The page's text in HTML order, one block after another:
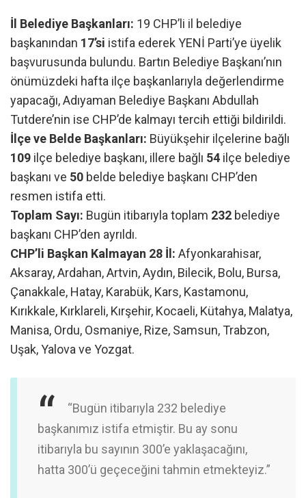
İl Belediye Başkanları: 19 CHP’li il belediye
başkanından 17’si istifa ederek YENİ Parti’ye üyelik
başvurusunda bulundu. Bartın Belediye Başkanı’nın
önümüzdeki hafta ilçe başkanlarıyla değerlendirme
yapacağı, Adıyaman Belediye Başkanı Abdullah
Tutdere’nin ise CHP’de kalmayı tercih ettiği bildirildi.
İlçe ve Belde Başkanları:
109 ilçe belediye başkanı, illere bağlı 54 ilçe belediye
başkanı ve 50 belde belediye başkanı CHP’den
resmen istifa etti.
Toplam Sayı: Bugün itibarıyla toplam 232 belediye
başkanı CHP’den ayrıldı.
CHP’li Başkan Kalmayan 28 İl: Afyonkarahisar,
Aksaray, Ardahan, Artvin, Aydın, Bilecik, Bolu, Bursa,
Çanakkale, Hatay, Karabük, Kars, Kastamonu,
Kırıkkale, Kırklareli, Kırşehir, Kocaeli, Kütahya, Malatya,
Manisa, Ordu, Osmaniye, Rize, Samsun, Trabzon,
Uşak, Yalova ve Yozgat.
“Bugün itibarıyla 232 belediye
başkanımız istifa etmiştir. Bu ay sonu
itibarıyla bu sayının 300’e yaklaşacağını,
hatta 300’ü geçeceğini tahmin etmekteyiz.”